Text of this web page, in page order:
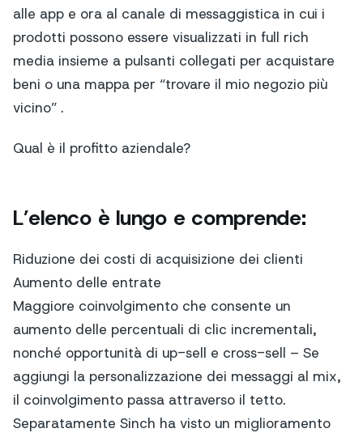
alle app e ora al canale di messaggistica in cui i
prodotti possono essere visualizzati in full rich
media insieme a pulsanti collegati per acquistare
beni o una mappa per “trovare il mio negozio più
vicino” .
Qual è il profitto aziendale?
L’elenco è lungo e comprende:
Riduzione dei costi di acquisizione dei clienti
Aumento delle entrate
Maggiore coinvolgimento che consente un
aumento delle percentuali di clic incrementali,
nonché opportunità di up-sell e cross-sell – Se
aggiungi la personalizzazione dei messaggi al mix,
il coinvolgimento passa attraverso il tetto.
Separatamente Sinch ha visto un miglioramento